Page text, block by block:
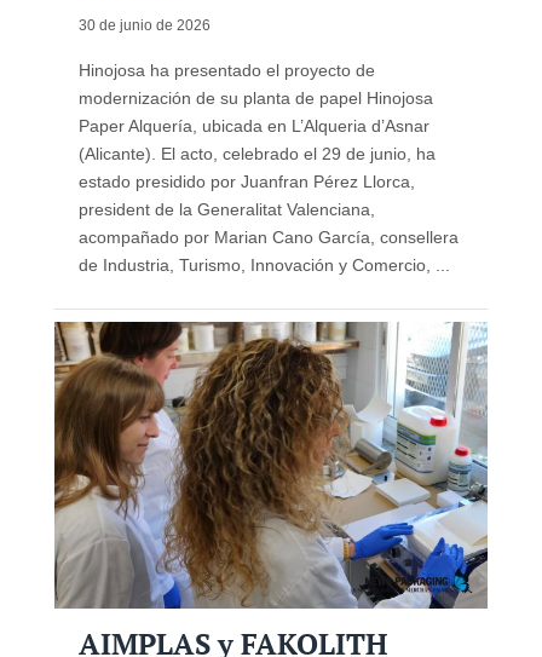
30 de junio de 2026
Hinojosa ha presentado el proyecto de
modernización de su planta de papel Hinojosa
Paper Alquería, ubicada en L’Alqueria d’Asnar
(Alicante). El acto, celebrado el 29 de junio, ha
estado presidido por Juanfran Pérez Llorca,
president de la Generalitat Valenciana,
acompañado por Marian Cano García, consellera
de Industria, Turismo, Innovación y Comercio, ...
AIMPLAS y FAKOLITH